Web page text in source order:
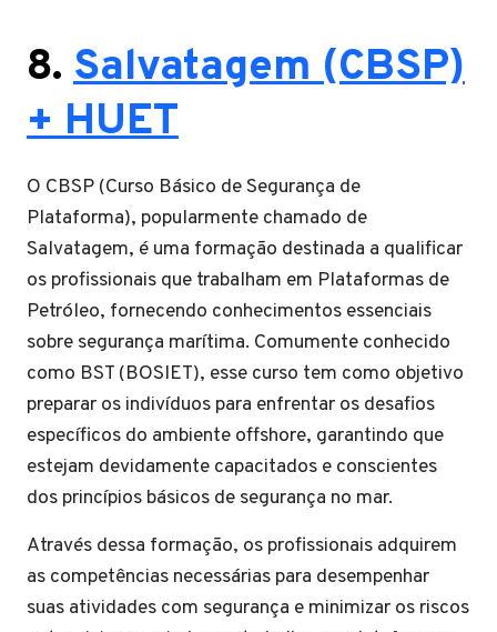
8. Salvatagem (CBSP)
+ HUET
O CBSP (Curso Básico de Segurança de
Plataforma), popularmente chamado de
Salvatagem, é uma formação destinada a qualificar
os profissionais que trabalham em Plataformas de
Petróleo, fornecendo conhecimentos essenciais
sobre segurança marítima. Comumente conhecido
como BST (BOSIET), esse curso tem como objetivo
preparar os indivíduos para enfrentar os desafios
específicos do ambiente offshore, garantindo que
estejam devidamente capacitados e conscientes
dos princípios básicos de segurança no mar.
Através dessa formação, os profissionais adquirem
as competências necessárias para desempenhar
suas atividades com segurança e minimizar os riscos